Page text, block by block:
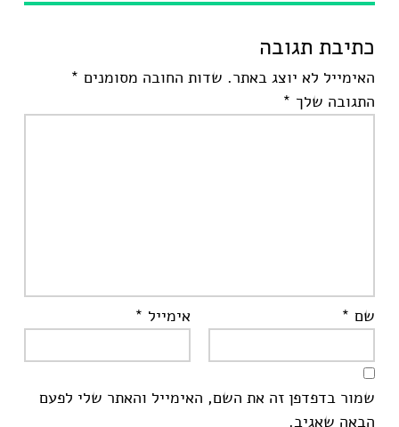
כתיבת תגובה
האימייל לא יוצג באתר. שדות החובה מסומנים *
התגובה שלך *
שם * אימייל *
שמור בדפדפן זה את השם, האימייל והאתר שלי לפעם
הבאה שאגיב.